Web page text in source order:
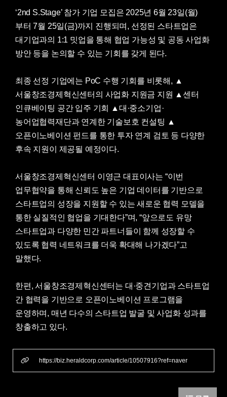
‘2nd S.Stage’ 참가 기업 모집은 2025년 6월 23일(월)
부터 7월 25일(금)까지 진행되며, 선정된 스타트업은
대기업과의 1:1 밋업을 통해 협업 가능성 및 공동 사업화
방안 등을 논의할 수 있는 기회를 갖게 된다.
최종 선정 기업에는 PoC 수행 기회를 비롯해, ▲
서울창조경제혁신센터의 사업화 지원금 지원 ▲센터
인큐베이팅 공간 입주 기회 ▲대·중소기업·
농어업협력재단과 연계한 기술보호 컨설팅 ▲
오픈이노베이션 펀드를 통한 투자 연계 검토 등 다양한
후속 지원이 제공될 예정이다.
서울창조경제혁신센터 이영근 대표이사는 “이번
업무협약을 통해 신뢰도 높은 기업 데이터를 기반으로
스타트업의 성장을 지원할 수 있는 새로운 협력 모델을
통한 실질적인 협업을 기대한다”며, “앞으로도 유망
스타트업과 다양한 민간 파트너들이 함께 성장할 수
있도록 협력 네트워크를 더욱 확대해 나가겠다”고
말했다.
한편, 서울창조경제혁신센터는 대·중견기업과 스타트업
간 협력을 기반으로 오픈이노베이션 프로그램을
운영하며, 매년 다수의 스타트업 발굴 및 사업화 성과를
창출하고 있다.
https://biz.heraldcorp.com/article/10507916?ref=naver